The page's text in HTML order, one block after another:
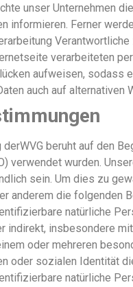
unser Unternehmen
informieren. Ferner
verarbeiteten
aufweisen, sodass
auch auf
beruht auf den
verwendet wurden.
sein. Um dies zu
anderem die folgenden
natürliche
indirekt, insbesondere
oder mehreren
oder sozialen Identität
natürliche